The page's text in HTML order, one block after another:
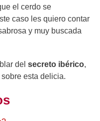
el cerdo se
caso les quiero contar
y muy buscada
del secreto ibérico,
esta delicia.